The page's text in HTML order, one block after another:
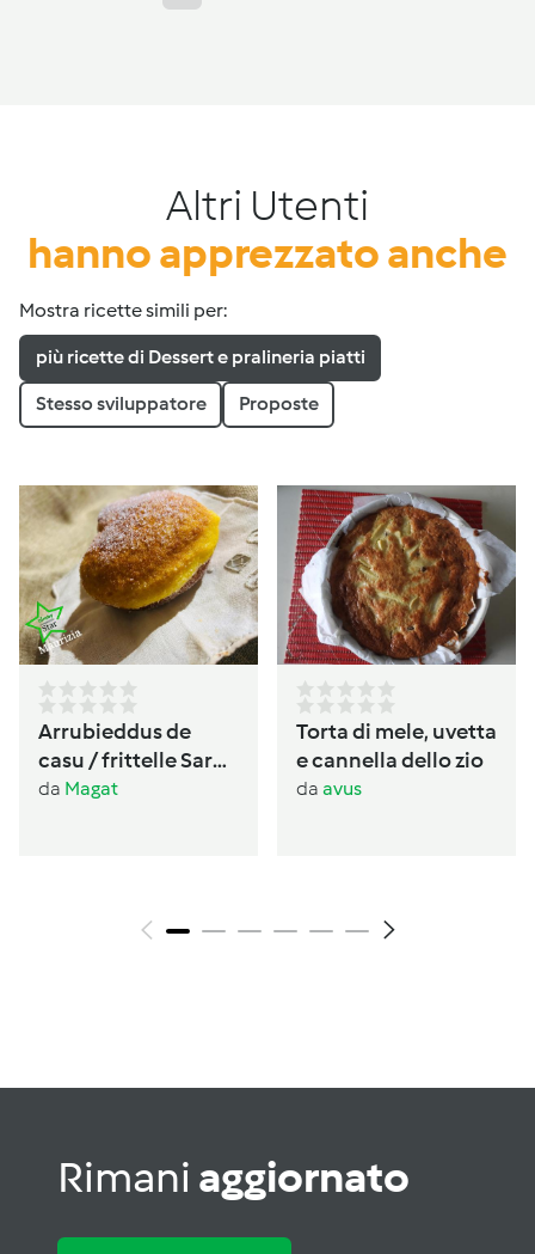
Altri Utenti
hanno apprezzato anche
Mostra ricette simili per:
più ricette di Dessert e pralineria piatti
Stesso sviluppatore Proposte
Arrubieddus de
casu / frittelle Sarde
al formaggio di
da Magat
Torta di mele, uvetta
e cannella dello zio
da avus
Rimani aggiornato